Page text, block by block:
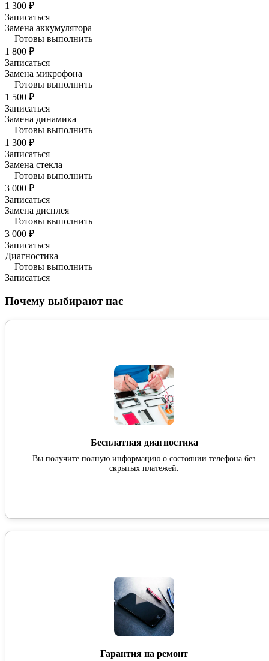
1 300 ₽
Записаться
Замена аккумулятора
Готовы выполнить
1 800 ₽
Записаться
Замена микрофона
Готовы выполнить
1 500 ₽
Записаться
Замена динамика
Готовы выполнить
1 300 ₽
Записаться
Замена стекла
Готовы выполнить
3 000 ₽
Записаться
Замена дисплея
Готовы выполнить
3 000 ₽
Записаться
Диагностика
Готовы выполнить
Записаться
Почему выбирают нас
Бесплатная диагностика
Вы получите полную информацию о состоянии телефона без
скрытых платежей.
Гарантия на ремонт